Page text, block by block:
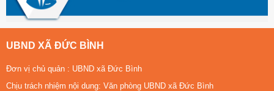
UBND XÃ ĐỨC BÌNH
Đơn vị chủ quản : UBND xã Đức Bình
Chịu trách nhiệm nội dung: Văn phòng UBND xã Đức Bình